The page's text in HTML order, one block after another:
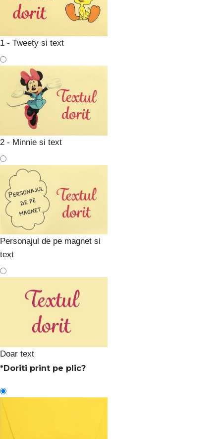
1 - Tweety si text
2 - Minnie si text
Personajul de pe magnet si
text
Doar text
*Doriti print pe plic?